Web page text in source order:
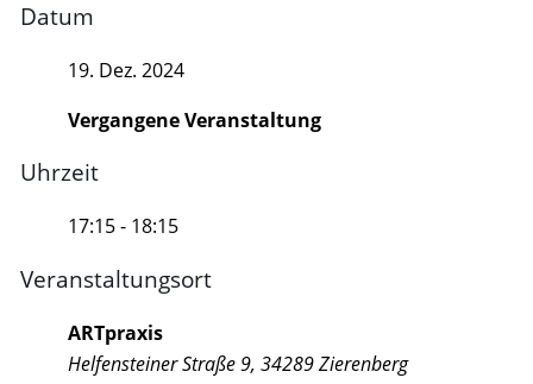
Datum
19. Dez. 2024
Vergangene Veranstaltung
Uhrzeit
17:15 - 18:15
Veranstaltungsort
ARTpraxis
Helfensteiner Straße 9, 34289 Zierenberg